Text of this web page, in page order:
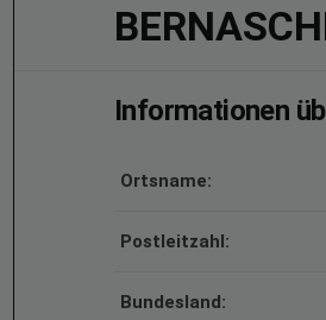
Informationen
Ortsname:
Postleitzahl:
Bundesland: